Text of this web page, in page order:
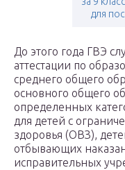
для
До этого года ГВЭ
аттестации по
среднего общего
основного общего
определенных
для детей с
здоровья (ОВЗ),
отбывающих
исправительных